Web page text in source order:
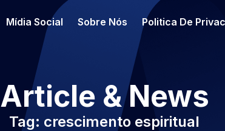
Mídia Social Sobre Nós Politica De
Article & News
Tag: crescimento espiritual